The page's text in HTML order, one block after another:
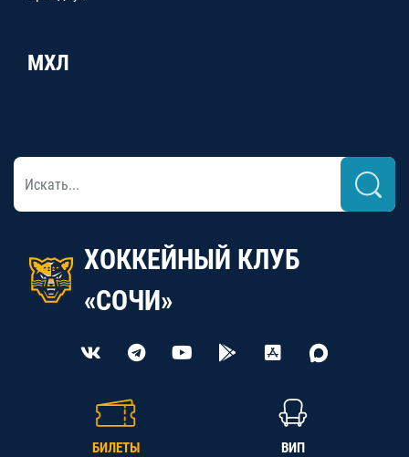
МХЛ
ХОККЕЙНЫЙ КЛУБ
«СОЧИ»
БИЛЕТЫ ВИП